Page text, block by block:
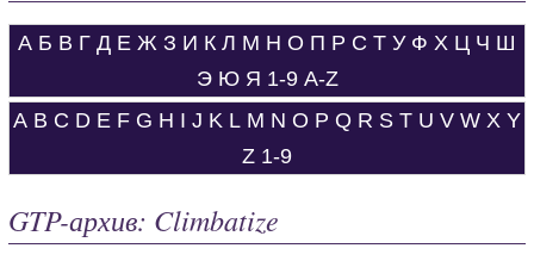
А Б В Г Д Е Ж З И К Л М Н О П Р С Т У Ф Х Ц Ч Ш
Э Ю Я 1-9 A-Z
A B C D E F G H I J K L M N O P Q R S T U V W X Y
Z 1-9
GTP-архив: Climbatize